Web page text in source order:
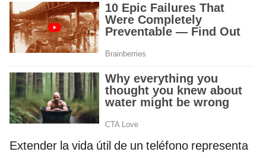
Extender la vida útil de un teléfono representa